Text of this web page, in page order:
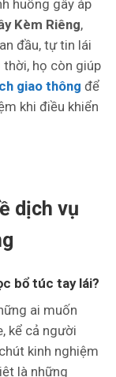
huống gây áp
Kèm Riêng,
đầu, tự tin lái
họ còn giúp
giao thông để
khi điều khiển
dịch vụ
bổ túc tay lái?
ai muốn
kể cả người
kinh nghiệm
là những